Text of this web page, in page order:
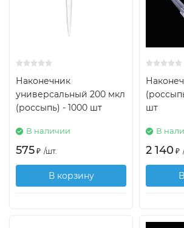
Наконечник
универсальный 200 мкл
(россыпь) - 1000 шт
В наличии
575 ₽ /шт.
В корзину
шт
В
2 140 ₽ /